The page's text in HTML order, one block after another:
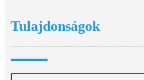
Tulajdonságok